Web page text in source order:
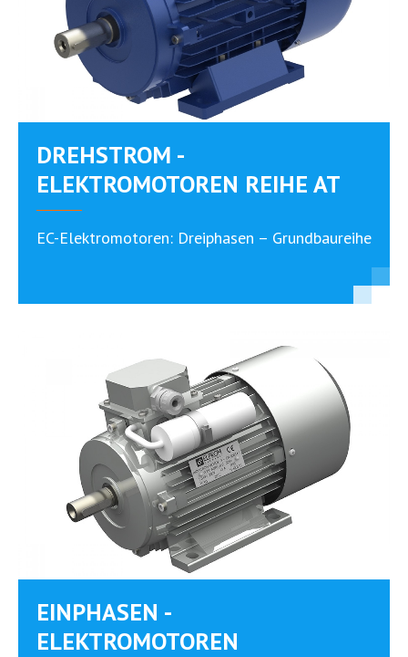
DREHSTROM -
ELEKTROMOTOREN REIHE AT
EC-Elektromotoren: Dreiphasen – Grundbaureihe
EINPHASEN -
ELEKTROMOTOREN